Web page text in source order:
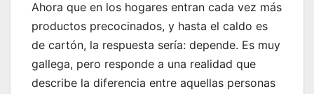
Ahora que en los hogares entran cada vez más
productos precocinados, y hasta el caldo es
de cartón, la respuesta sería: depende. Es muy
gallega, pero responde a una realidad que
describe la diferencia entre aquellas personas